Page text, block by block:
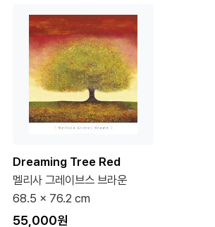
Dreaming Tree Red
멜리사 그레이브스 브라운
68.5 x 76.2 cm
55,000원